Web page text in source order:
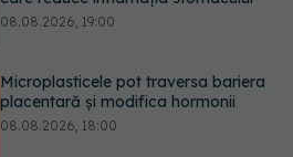
Microplasticele pot traversa bariera
placentară și modifica hormonii
Trucul genial cu ceai negru pentru